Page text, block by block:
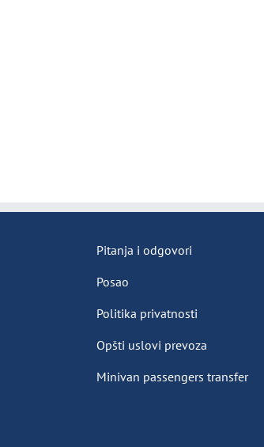
Pitanja i odgovori
Posao
Politika privatnosti
Opšti uslovi prevoza
Minivan passengers transfer